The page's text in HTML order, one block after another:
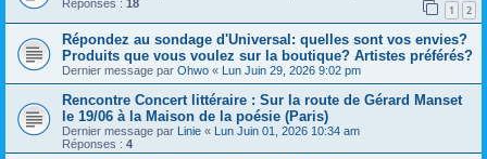
Réponses : 18 1 2
Répondez au sondage d'Universal: quelles sont vos envies?
Produits que vous voulez sur la boutique? Artistes préférés?
Dernier message par Ohwo « Lun Juin 29, 2026 9:02 pm
Rencontre Concert littéraire : Sur la route de Gérard Manset
le 19/06 à la Maison de la poésie (Paris)
Dernier message par Linie « Lun Juin 01, 2026 10:34 am
Réponses : 4